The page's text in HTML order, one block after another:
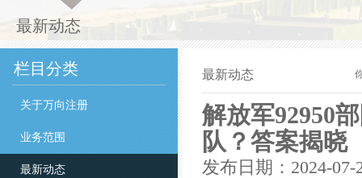
最新动态
栏目分类
关于万向注册
业务范围
最新动态
最新动态
解放军92950
队？答案揭晓
发布日期：2024-